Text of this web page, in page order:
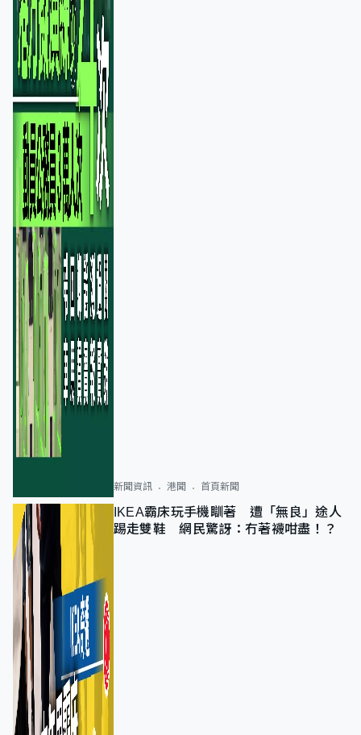
新聞資訊 港聞 首頁新聞
IKEA霸床玩手機瞓著 遭「無良」途人
踢走雙鞋 網民驚訝：冇著襪咁盡！？